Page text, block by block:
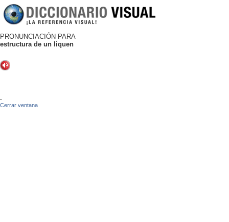
PRONUNCIACIÓN PARA
estructura de un liquen
-
Cerrar ventana